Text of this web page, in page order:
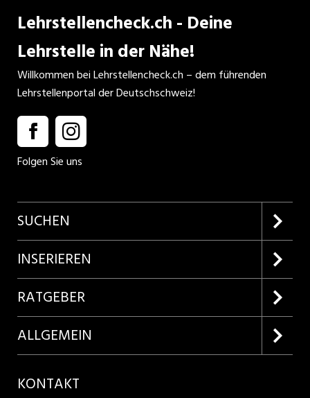
Lehrstellencheck.ch - Deine
Lehrstelle in der Nähe!
Willkommen bei Lehrstellencheck.ch – dem führenden
Lehrstellenportal der Deutschschweiz!
Folgen Sie uns
SUCHEN
Firmenprofile entdecken
Lehrstellen suchen
INSERIEREN
Kundenlogin
Inserieren
Produkte
RATGEBER
Lehrberufe entdecken
ALLGEMEIN
KONTAKT